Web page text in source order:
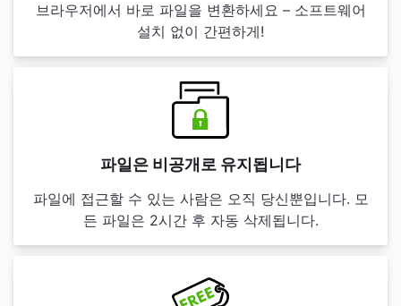
브라우저에서 바로 파일을 변환하세요 – 소프트웨어
설치 없이 간편하게!
파일은 비공개로 유지됩니다
파일에 접근할 수 있는 사람은 오직 당신뿐입니다. 모
든 파일은 2시간 후 자동 삭제됩니다.